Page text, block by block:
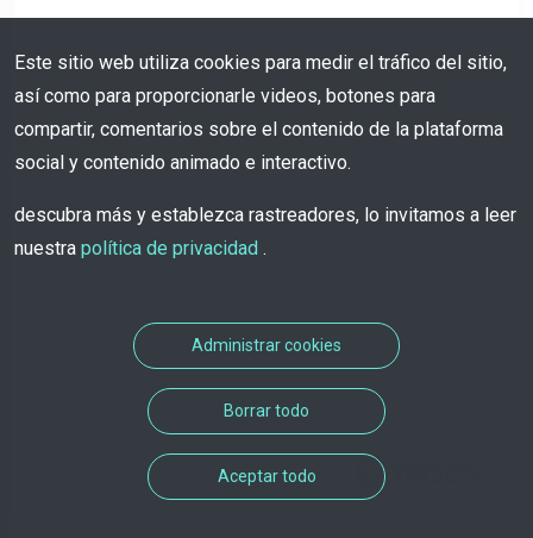
Solución de citas desarrollada
Este sitio web utiliza cookies para medir el tráfico del sitio,
así como para proporcionarle videos, botones para
compartir, comentarios sobre el contenido de la plataforma
social y contenido animado e interactivo.
descubra más y establezca rastreadores, lo invitamos a leer
nuestra política de privacidad .
Administrar cookies
Borrar todo
Aceptar todo